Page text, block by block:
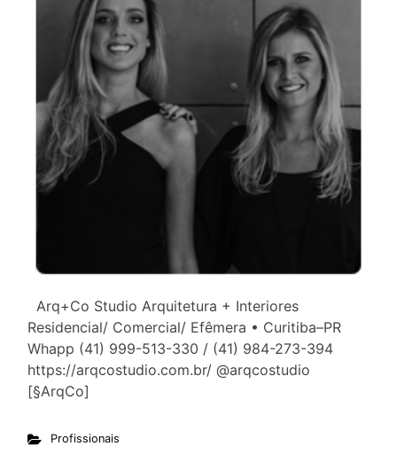
Arq+Co Studio Arquitetura + Interiores
Residencial/ Comercial/ Efêmera • Curitiba–PR
Whapp (41) 999-513-330 / (41) 984-273-394
https://arqcostudio.com.br/ @arqcostudio
[§ArqCo]
Profissionais